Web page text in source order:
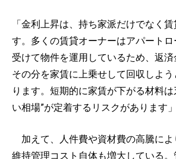
「金利上昇は、持ち家派だけでなく
す。多くの賃貸オーナーはアパート
受けて物件を運用しているため、返済
その分を家賃に上乗せして回収しよう
ります。短期的に家賃が下がる材料は
い相場”が定着するリスクがあります」
加えて、人件費や資材費の高騰によ
維持管理コスト自体も増大している。